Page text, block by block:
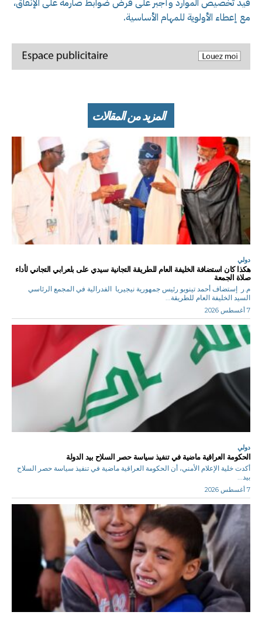
مع إعطاء الأولوية للمهام الأساسية.
المزيد من المقالات
دولي
هكذا كان استضافة الخليفة العام للطريقة التجانية سيدي على بلعرابي التجاني لأداء
صلاة الجمعة
م.ر إستضاف أحمد تينوبو رئيس جمهورية نيجيريا الفدرالية في المجمع الرئاسي
السيد الخليفة العام للطريقة...
7 أغسطس 2026
دولي
الحكومة العراقية ماضية في تنفيذ سياسة حصر السلاح بيد الدولة
أكدت خلية الإعلام الأمني، أن الحكومة العراقية ماضية في تنفيذ سياسة حصر السلاح
بيد...
7 أغسطس 2026